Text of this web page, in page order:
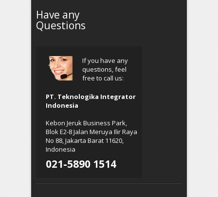
Have any
Questions
If you have any
questions, feel
free to call us:
PT. Teknologika Integrator
Indonesia
Kebon Jeruk Business Park,
Blok E2-8 Jalan Meruya Ilir Raya
No 88, Jakarta Barat 11620,
Indonesia
021-5890 1514